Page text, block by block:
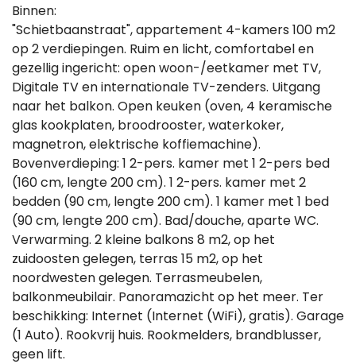
Binnen:
"Schietbaanstraat", appartement 4-kamers 100 m2
op 2 verdiepingen. Ruim en licht, comfortabel en
gezellig ingericht: open woon-/eetkamer met TV,
Digitale TV en internationale TV-zenders. Uitgang
naar het balkon. Open keuken (oven, 4 keramische
glas kookplaten, broodrooster, waterkoker,
magnetron, elektrische koffiemachine).
Bovenverdieping: 1 2-pers. kamer met 1 2-pers bed
(160 cm, lengte 200 cm). 1 2-pers. kamer met 2
bedden (90 cm, lengte 200 cm). 1 kamer met 1 bed
(90 cm, lengte 200 cm). Bad/douche, aparte WC.
Verwarming. 2 kleine balkons 8 m2, op het
zuidoosten gelegen, terras 15 m2, op het
noordwesten gelegen. Terrasmeubelen,
balkonmeubilair. Panoramazicht op het meer. Ter
beschikking: Internet (Internet (WiFi), gratis). Garage
(1 Auto). Rookvrij huis. Rookmelders, brandblusser,
geen lift.